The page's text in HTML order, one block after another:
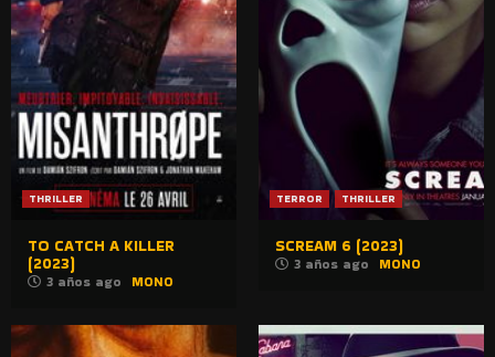
THRILLER
TO CATCH A KILLER
(2023)
3 años ago MONO
TERROR THRILLER
SCREAM 6 (2023)
3 años ago MONO